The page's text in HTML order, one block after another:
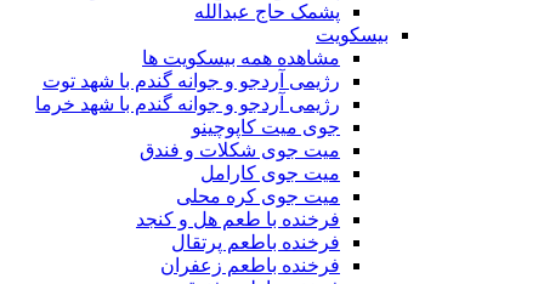
پشمک حاج عبدالله
بیسکویت
مشاهده همه بیسکویت ها
رژیمی آردجو و جوانه گندم با شهد توت
رژیمی آردجو و جوانه گندم با شهد خرما
جوی میت کاپوچینو
میت جوی شکلات و فندق
میت جوی کارامل
میت جوی کره محلی
فرخنده با طعم هل و کنجد
فرخنده باطعم پرتقال
فرخنده باطعم زعفران